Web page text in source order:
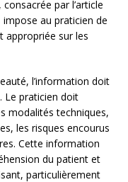
par l’article
au praticien de
appropriée sur les
l’information doit
Le praticien doit
modalités techniques,
les risques encourus
Cette information
du patient et
particulièrement